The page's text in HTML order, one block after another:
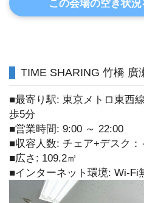
この会場の空き状
TIME SHARING 竹橋 廣
■最寄り駅: 東京メトロ東西
歩5分
■営業時間: 9:00 ～ 22:00
■収容人数: チェア+デスク：
■広さ: 109.2㎡
■インターネット環境: Wi-Fi